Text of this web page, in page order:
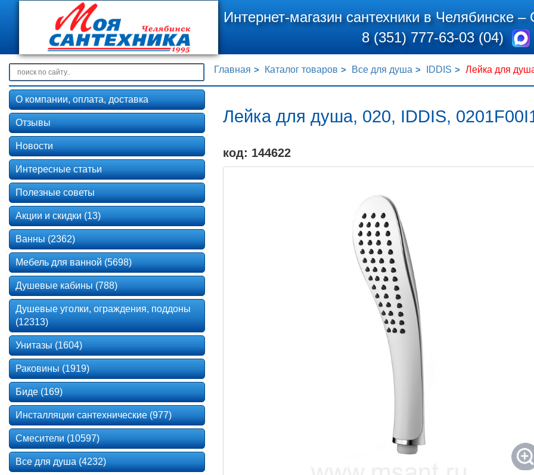
Интернет-магазин сантехники в Челябинске –
8 (351) 777-63-03 (04)
Главная Каталог товаров Все для душа IDDIS Лейка для
Лейка для душа, 020, IDDIS,
код: 144622
О компании, оплата, доставка
Отзывы
Новости
Интересные статьи
Полезные советы
Акции и скидки (13)
Ванны (2362)
Мебель для ванной (5698)
Душевые кабины (788)
Душевые уголки, ограждения, поддоны
(12313)
Унитазы (1604)
Раковины (1919)
Биде (169)
Инсталляции сантехнические (977)
Смесители (10597)
Все для душа (4232)